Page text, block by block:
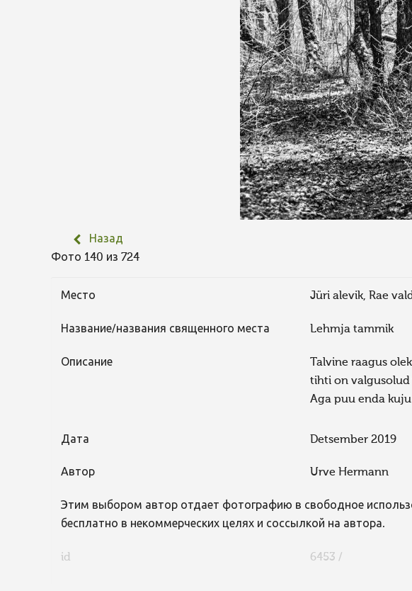
Назад
Фото 140 из 724
Место Jüri alevik, Rae
Название/названия священного места Lehmja tammik
Описание
Talvine raagus
tihti on valgusolud
Aga puu enda
Дата Detsember 2019
Автор Urve Hermann
Этим выбором автор отдает фотографию в свободное
бесплатно в некоммерческих целях и соссылкой на автора.
id 6453 /